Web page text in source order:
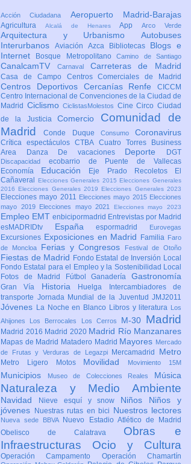
Acción Ciudadana Aeropuerto Madrid-Barajas
Agricultura Alcalá de HenaresAppArco Verde
Arquitectura y Urbanismo Autobuses
Interurbanos Aviación Azca Bibliotecas Blogs e
Internet
Bosque MetropolitanoCamino de Santiago
CanalcamTV Carnaval Carreteras de Madrid
Casa de Campo Centros Comerciales de Madrid
Centros Deportivos Cercanías Renfe CICCM
Centro Internacional de Convenciones de la Ciudad de
Madrid CiclismoCiclistasMolestos CineCircoCiudad
de la JusticiaComercio Comunidad de
MadridConde Duque Consumo Coronavirus
Crítica espectáculosCTBA Cuatro Torres Business
Area
Danza De vacaciones Deporte DGT
Discapacidad ecobarrio de Puente de Vallecas
Economía Educación Eje Prado Recoletos
El
Cañaveral
Elecciones Generales 2015 Elecciones Generales
2016 Elecciones Generales 2019 Elecciones Generales 2023
Elecciones mayo 2011 Elecciones mayo 2015 Elecciones
mayo 2019
Elecciones mayo 2021 Elecciones mayo 2023
Empleo EMT enbicipormadrid Entrevistas por Madrid
esMADRIDtv Españaespormadrid Eurovegas
Excursiones Exposiciones en Madrid Familia Faro
de Moncloa
Ferias y Congresos Festival de Otoño
Fiestas de Madrid Fondo Estatal de Inversión Local
Fondo Estatal para el Empleo y la Sostenibilidad Local
Fotos de Madrid
FútbolGanaderíaGastronomía
Gran Vía Historia Huelga
Intercambiadores de
transporte Jornada Mundial de la Juventud JMJ2011
Jóvenes La Noche en Blanco Libros y literatura
Los
Ahijones
Los Berrocales Los Cerros M-30 Madrid
Madrid 2016 Madrid 2020 Madrid Río Manzanares
Mapas de Madrid Matadero Madrid Mayores Mercado
de Frutas y Verduras de Legazpi
Mercamadrid Metro
Metro Ligero Motos Movilidad Movimiento 15M
Municipios Museo de Colecciones Reales Música
Naturaleza y Medio Ambiente
Navidad Nieve esquí y snow Niños Niños y
jóvenes
Nuestras rutas en bici Nuestros lectores
Nueva sede BBVA
Nuevo Estadio Atlético de Madrid
Obelisco de Calatrava Obras e
Infraestructuras Ocio y Cultura
Operación Campamento Operación Chamartín